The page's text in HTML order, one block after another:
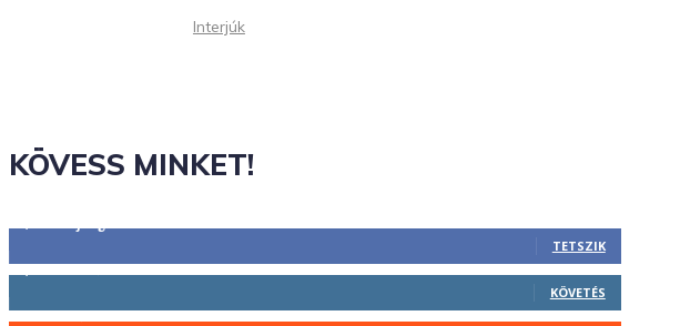
Interjúk
KÖVESS MINKET!
TETSZIK
KÖVETÉS